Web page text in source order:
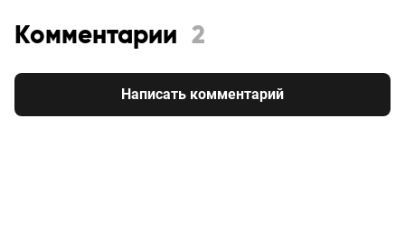
Комментарии 2
Написать комментарий